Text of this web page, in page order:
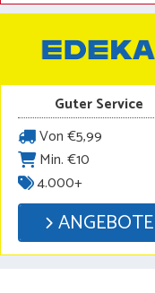
Guter Service
Von €5,99
Min. €10
4.000+
ANGEBOTE